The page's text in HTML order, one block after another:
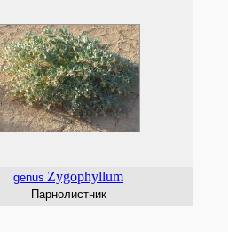
genus Zygophyllum
Парнолистник